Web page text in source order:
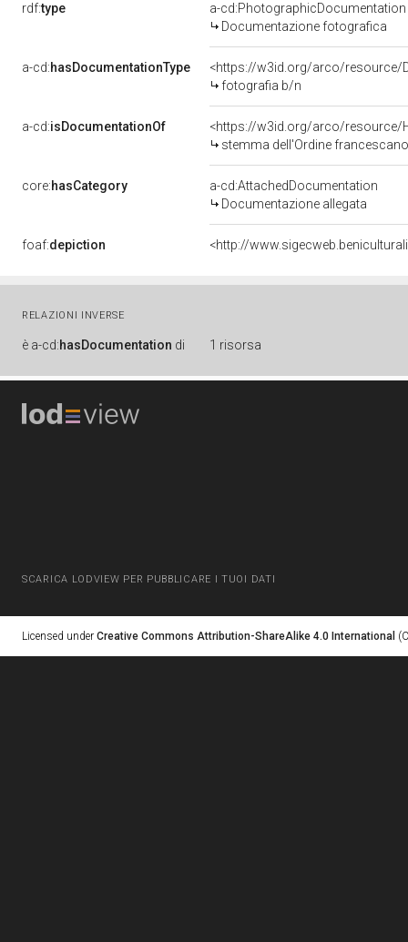
rdf:type
a-cd:PhotographicDocumentation
Documentazione fotografica
a-cd:hasDocumentationType
<https://w3id.org/arco/resource/
fotografia b/n
a-cd:isDocumentationOf
<https://w3id.org/arco/resource/
stemma dell'Ordine
core:hasCategory
a-cd:AttachedDocumentation
Documentazione allegata
foaf:depiction <http://
RELAZIONI INVERSE
è a-cd:hasDocumentation di 1 risorsa
SCARICA LODVIEW PER PUBBLICARE I TUOI DATI
Licensed under Creative Commons Attribution-ShareAlike 4.0 International